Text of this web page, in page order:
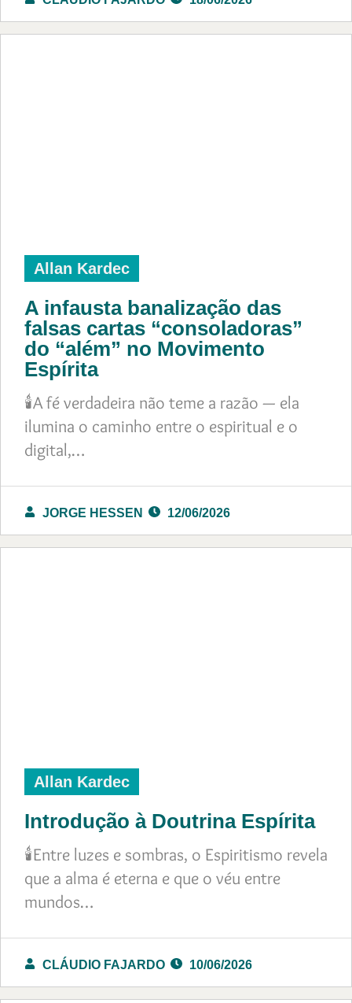
Allan Kardec
A infausta banalização das
falsas cartas “consoladoras”
do “além” no Movimento
Espírita
🕯️A fé verdadeira não teme a razão — ela
ilumina o caminho entre o espiritual e o
digital,…
JORGE HESSEN 12/06/2026
Allan Kardec
Introdução à Doutrina Espírita
🕯️Entre luzes e sombras, o Espiritismo revela
que a alma é eterna e que o véu entre
mundos…
CLÁUDIO FAJARDO 10/06/2026